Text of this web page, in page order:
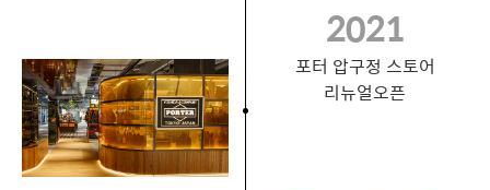
2021
포터 압구정 스토어
리뉴얼오픈